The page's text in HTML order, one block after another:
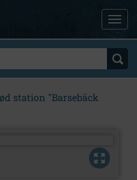
station "Barsebäck